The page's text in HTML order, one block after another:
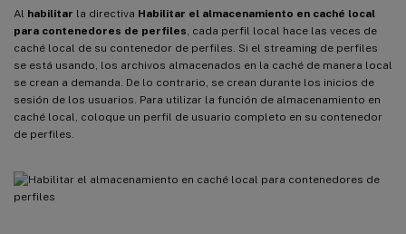
Al habilitar la directiva Habilitar el almacenamiento en caché local
para contenedores de perfiles , cada perfil local hace las veces de
caché local de su contenedor de perfiles. Si el streaming de perfiles
se está usando, los archivos almacenados en la caché de manera local
se crean a demanda. De lo contrario, se crean durante los inicios de
sesión de los usuarios. Para utilizar la función de almacenamiento en
caché local, coloque un perfil de usuario completo en su contenedor
de perfiles.